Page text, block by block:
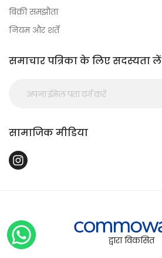
बिक्री समझौता
नियम और शर्तें
समाचार पत्रिका के लिए सदस्यता लें
सामाजिक मीडिया
द्वारा विकसित